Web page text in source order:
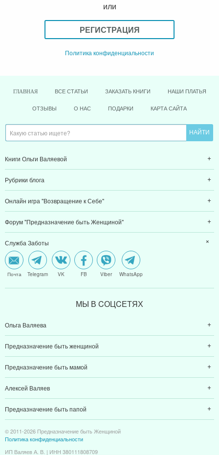
или
РЕГИСТРАЦИЯ
Политика конфиденциальности
ГЛАВНАЯ ВСЕ СТАТЬИ ЗАКАЗАТЬ КНИГИ НАШИ ПЛАТЬЯ
ОТЗЫВЫ О НАС ПОДАРКИ КАРТА САЙТА
Книги Ольги Валяевой
Рубрики блога
Онлайн игра "Возвращение к Себе"
Форум "Предназначение быть Женщиной"
Служба Заботы
Почта Telegram VK FB Viber WhatsApp
МЫ В CОЦCЕТЯХ
Ольга Валяева
Предназначение быть женщиной
Предназначение быть мамой
Алексей Валяев
Предназначение быть папой
© 2011-2026 Предназначение быть Женщиной
Политика конфиденциальности
ИП Валяев А. В. | ИНН 380111808709